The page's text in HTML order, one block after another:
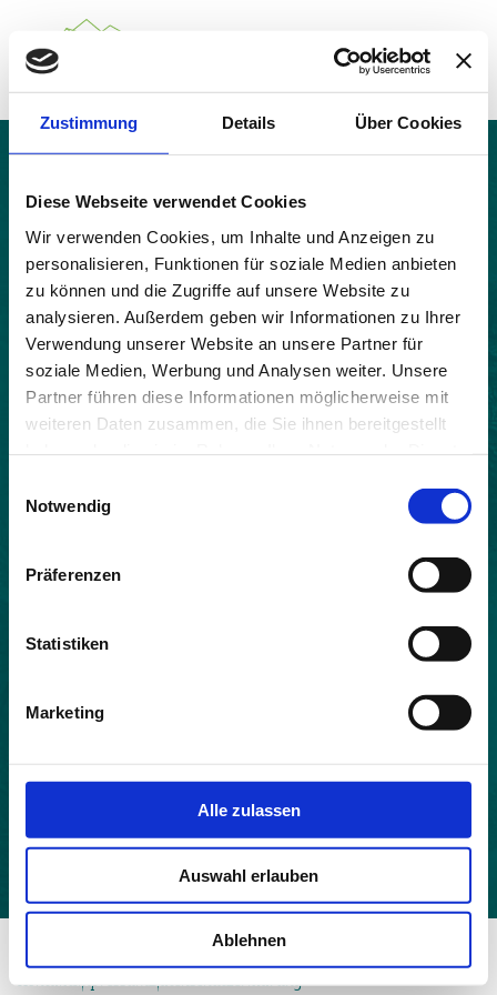
Zustimmung Details Über Cookies
Diese Webseite verwendet Cookies
Wir verwenden Cookies, um Inhalte und Anzeigen zu
personalisieren, Funktionen für soziale Medien anbieten
zu können und die Zugriffe auf unsere Website zu
analysieren. Außerdem geben wir Informationen zu Ihrer
Verwendung unserer Website an unsere Partner für
soziale Medien, Werbung und Analysen weiter. Unsere
Partner führen diese Informationen möglicherweise mit
weiteren Daten zusammen, die Sie ihnen bereitgestellt
Notwendig
Präferenzen
Statistiken
Marketing
Alle zulassen
Auswahl erlauben
Ablehnen
Über das Gemeindenetzwerk
Themen
Alpine Kooperationen
Termine
DeutschItaliano Français SlovenščinaEnglish
Romeyer
Land:
Beitrittsjahr:
Einwohner:
Fläche:
KontaktImpressumDatenschutzerklärung